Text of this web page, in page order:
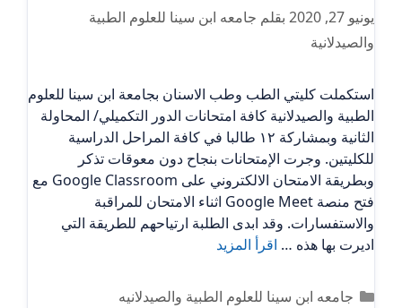
يونيو 27, 2020 بقلم جامعه ابن سينا للعلوم الطبية
والصيدلانية
استكملت كليتي الطب وطب الاسنان بجامعة ابن سينا للعلوم
الطبية والصيدلانية كافة امتحانات الدور التكميلي/ المحاولة
الثانية وبمشاركة ١٢ طالبا في كافة المراحل الدراسية
للكليتين. وجرت الإمتحانات بنجاح دون معوقات تذكر
وبطريقة الامتحان الالكتروني على Google Classroom مع
فتح منصة Google Meet اثناء الامتحان للمراقبة
والاستفسارات. وقد ابدى الطلبة ارتياحهم للطريقة التي
اديرت بها هذه … اقرأ المزيد
التصنيفات
جامعه ابن سينا للعلوم الطبية والصيدلانيه